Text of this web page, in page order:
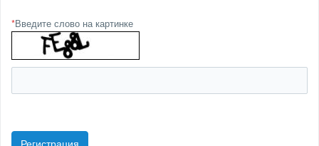
*Введите слово на картинке